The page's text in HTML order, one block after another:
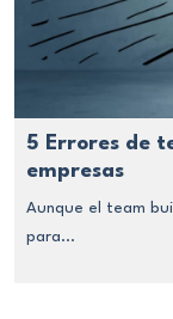
5 Errores de
empresas
Aunque el team
para...